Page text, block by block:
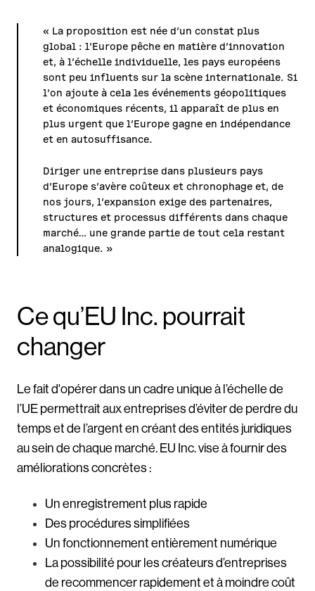
« La proposition est née d’un constat plus
global : l’Europe pêche en matière d’innovation
et, à l’échelle individuelle, les pays européens
sont peu influents sur la scène internationale. Si
l’on ajoute à cela les événements géopolitiques
et économiques récents, il apparaît de plus en
plus urgent que l’Europe gagne en indépendance
et en autosuffisance.
Diriger une entreprise dans plusieurs pays
d’Europe s’avère coûteux et chronophage et, de
nos jours, l’expansion exige des partenaires,
structures et processus différents dans chaque
marché… une grande partie de tout cela restant
analogique. »
Ce qu’EU Inc. pourrait
changer
Le fait d'opérer dans un cadre unique à l’échelle de
l’UE permettrait aux entreprises d’éviter de perdre du
temps et de l’argent en créant des entités juridiques
au sein de chaque marché. EU Inc. vise à fournir des
améliorations concrètes :
Un enregistrement plus rapide
Des procédures simplifiées
Un fonctionnement entièrement numérique
La possibilité pour les créateurs d’entreprises
de recommencer rapidement et à moindre coût